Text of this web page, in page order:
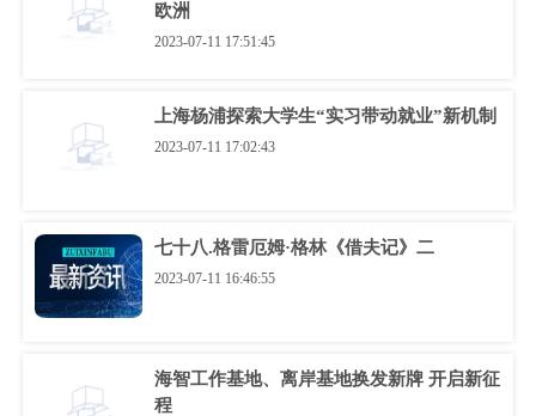
欧洲
2023-07-11 17:51:45
上海杨浦探索大学生“实习带动就业”新机制
2023-07-11 17:02:43
七十八.格雷厄姆·格林《借夫记》二
2023-07-11 16:46:55
海智工作基地、离岸基地换发新牌 开启新征
程